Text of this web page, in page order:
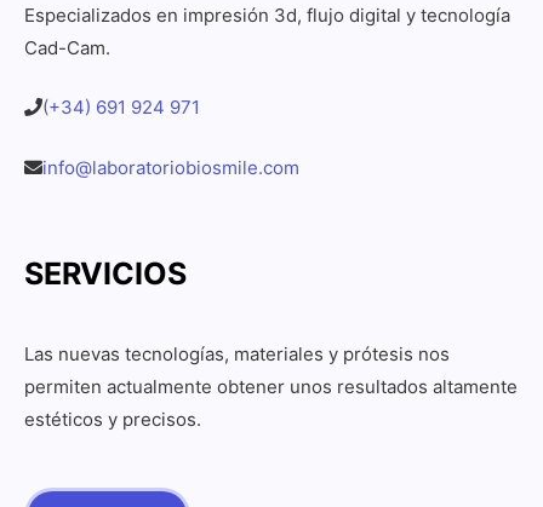
Especializados en impresión 3d, flujo digital y tecnología
Cad-Cam.
(+34) 691 924 971
info@laboratoriobiosmile.com
SERVICIOS
Las nuevas tecnologías, materiales y prótesis nos
permiten actualmente obtener unos resultados altamente
estéticos y precisos.